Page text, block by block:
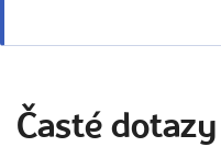
Časté dotazy